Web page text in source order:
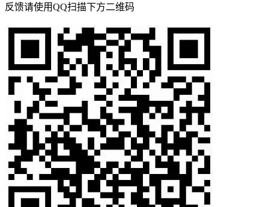
反馈请使用QQ扫描下方二维码